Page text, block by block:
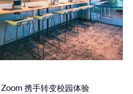
携手转变校园体验